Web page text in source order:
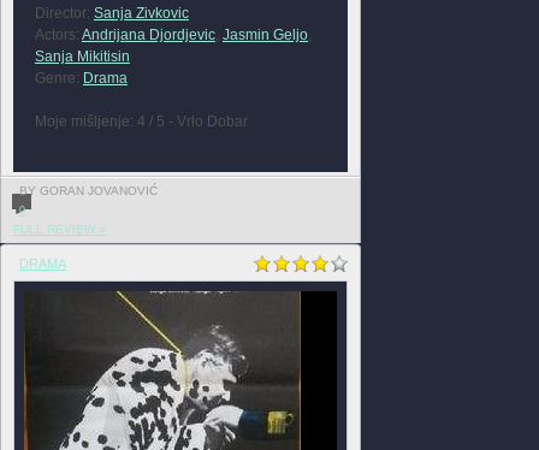
Director: Sanja Zivkovic
Actors: Andrijana Djordjevic, Jasmin Geljo,
Sanja Mikitisin
Genre: Drama
Moje mišljenje: 4 / 5 - Vrlo Dobar
BY GORAN JOVANOVIĆ
0
FULL REVIEW »
DRAMA